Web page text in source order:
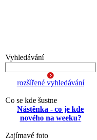
Vyhledávání
rozšířené vyhledávání
Co se kde šustne
Nástěnka - co je kde
nového na weeku?
Zajímavé foto